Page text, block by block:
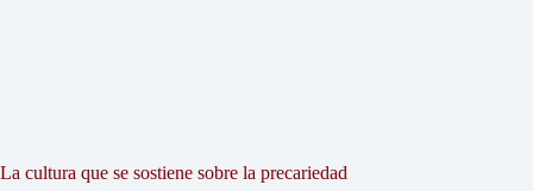
La cultura que se sostiene sobre la precariedad